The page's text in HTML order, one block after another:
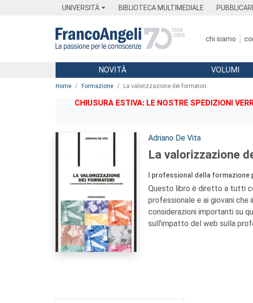
UNIVERSITÀ BIBLIOTECA MULTIMEDIALE
chi siamo
Menu
NOVITÀ VOLUMI
Home Formazione La valorizzazione dei formatori
CHIUSURA ESTIVA: LE NOSTRE SPEDIZIONI
Autori:
Adriano De Vita
La valorizzazione
I professional della
Questo libro è diretto a tutti
professionale e ai giovani
considerazioni importanti su
sull’impatto del web sulla